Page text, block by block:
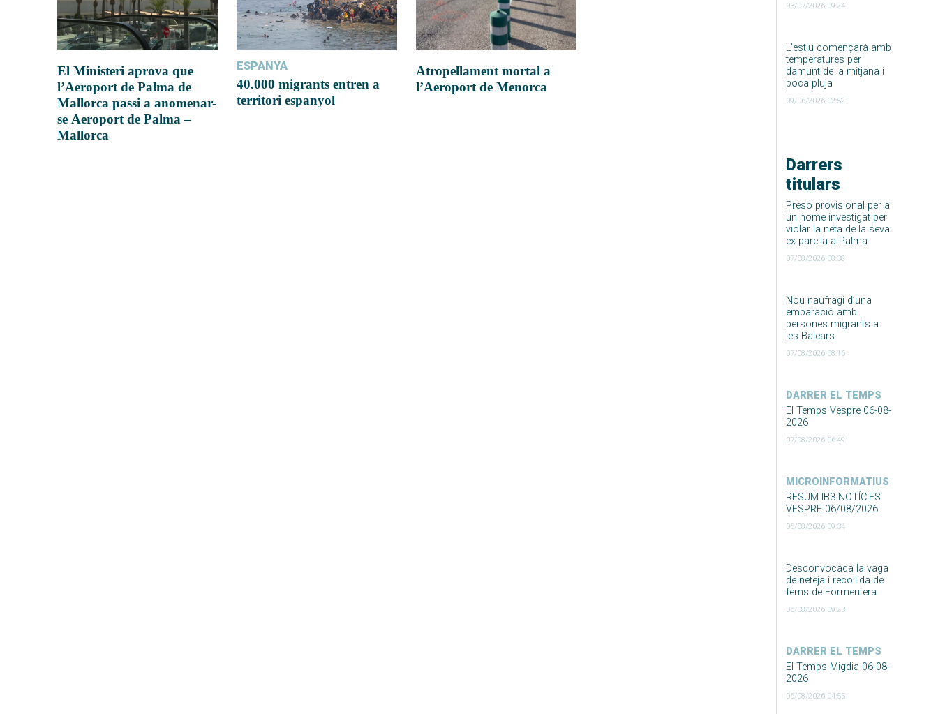
03/07/2026 09:24
L’estiu començarà amb
temperatures per
damunt de la mitjana i
poca pluja
09/06/2026 02:52
Darrers
titulars
Presó provisional per a
un home investigat per
violar la neta de la seva
ex parella a Palma
07/08/2026 08:38
Nou naufragi d’una
embaració amb
persones migrants a
les Balears
07/08/2026 08:16
DARRER EL TEMPS
El Temps Vespre 06-08-
2026
07/08/2026 06:49
MICROINFORMATIUS
RESUM IB3 NOTÍCIES
VESPRE 06/08/2026
06/08/2026 09:34
Desconvocada la vaga
de neteja i recollida de
fems de Formentera
06/08/2026 09:23
DARRER EL TEMPS
El Temps Migdia 06-08-
2026
06/08/2026 04:55
El Ministeri aprova que
l’Aeroport de Palma de
Mallorca passi a anomenar-
se Aeroport de Palma –
Mallorca
ESPANYA
40.000 migrants entren a
territori espanyol
Atropellament mortal a
l’Aeroport de Menorca